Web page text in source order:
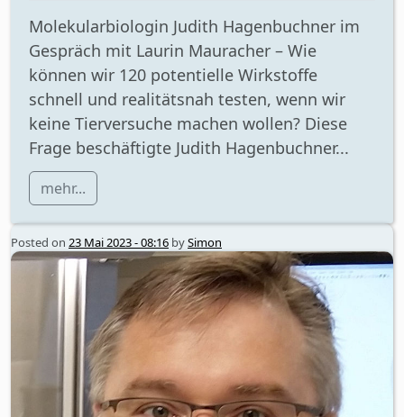
Molekularbiologin Judith Hagenbuchner im
Gespräch mit Laurin Mauracher – Wie
können wir 120 potentielle Wirkstoffe
schnell und realitätsnah testen, wenn wir
keine Tierversuche machen wollen? Diese
Frage beschäftigte Judith Hagenbuchner...
mehr...
Posted on 23 Mai 2023 - 08:16 bySimon